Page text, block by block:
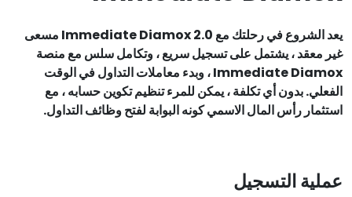
يعد الشروع في رحلتك مع Immediate Diamox 2.0 مسعى
غير معقد ، يشتمل على تسجيل سريع ، وتكامل سلس مع منصة
Immediate Diamox ، وبدء معاملات التداول في الوقت
الفعلي. بدون أي تكلفة ، يمكن للمرء تنظيم تكوين حسابه ، مع
استثمار رأس المال الاسمي كونه البوابة لفتح وظائف التداول.
عملية التسجيل